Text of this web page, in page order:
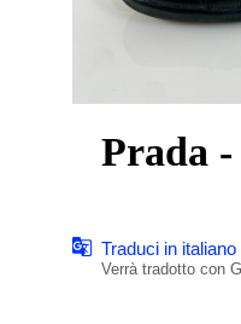
Prada
Traduci in italiano
Verrà tradotto con